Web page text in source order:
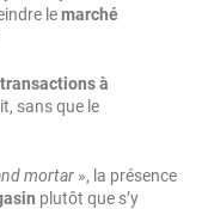
lemarché
à
sans que le
mortar », la présence
plutôt que s’y